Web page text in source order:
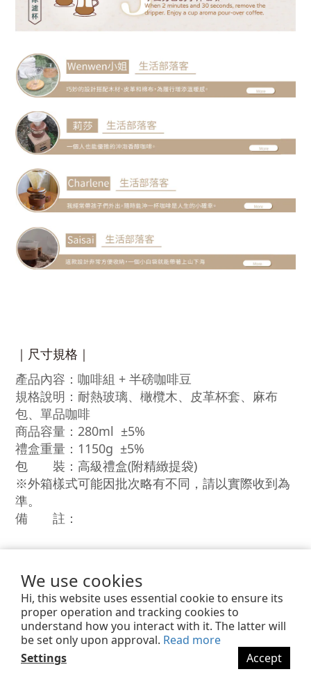
We use cookies
Hi, this website uses essential cookie to ensure its
proper operation and tracking cookies to
understand how you interact with it. The latter will
be set only upon approval. Read more
Settings
Accept
｜尺寸規格｜
產品內容：咖啡組 + 半磅咖啡豆
規格說明：耐熱玻璃、橄欖木、皮革杯套、麻布
包、單品咖啡
商品容量：280ml ±5%
禮盒重量：1150g ±5%
包 裝： 高級禮盒(附精緻提袋)
※外箱樣式可能因批次略有不同，請以實際收到為
準。
備 註：
BUY NOW